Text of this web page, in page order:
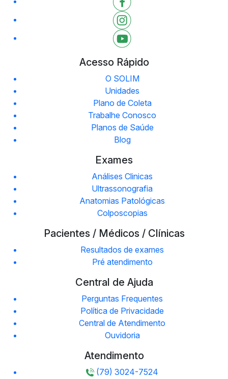
Acesso Rápido
O SOLIM
Unidades
Plano de Coleta
Trabalhe Conosco
Planos de Saúde
Blog
Exames
Análises Clinicas
Ultrassonografia
Anatomias Patológicas
Colposcopias
Pacientes / Médicos / Clínicas
Resultados de exames
Pré atendimento
Central de Ajuda
Perguntas Frequentes
Política de Privacidade
Central de Atendimento
Ouvidoria
Atendimento
(79) 3024-7524